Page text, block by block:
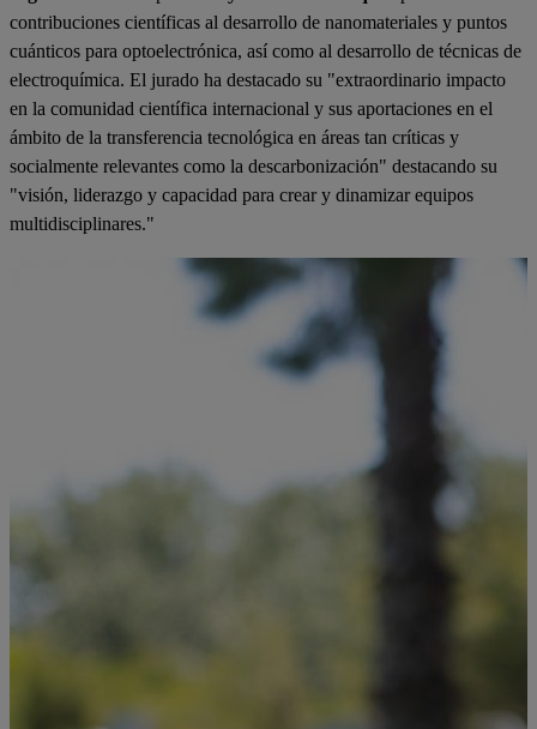
contribuciones científicas al desarrollo de nanomateriales y puntos
cuánticos para optoelectrónica, así como al desarrollo de técnicas de
electroquímica. El jurado ha destacado su "extraordinario impacto
en la comunidad científica internacional y sus aportaciones en el
ámbito de la transferencia tecnológica en áreas tan críticas y
socialmente relevantes como la descarbonización" destacando su
"visión, liderazgo y capacidad para crear y dinamizar equipos
multidisciplinares."